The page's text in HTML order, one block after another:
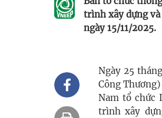
trình xây dựng và
ngày 15/11/2025.
Ngày 25
Công
Nam tổ chức
trình xây